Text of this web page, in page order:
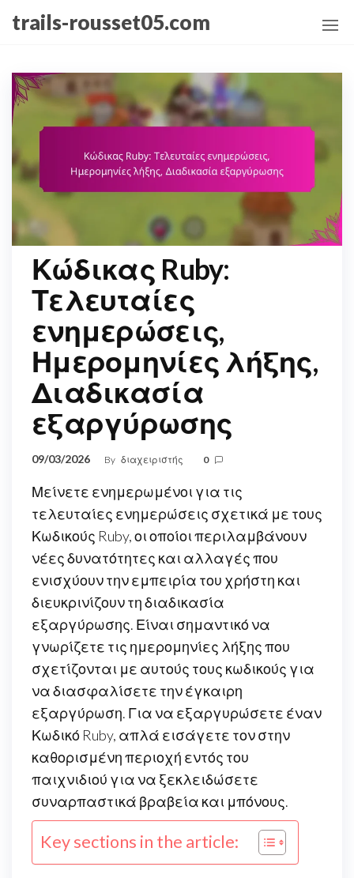
content
trails-rousset05.com
Κώδικας Ruby:
Τελευταίες
ενημερώσεις,
Ημερομηνίες λήξης,
Διαδικασία
εξαργύρωσης
09/03/2026 By διαχειριστής 0
Μείνετε ενημερωμένοι για τις
τελευταίες ενημερώσεις σχετικά με τους
Κωδικούς Ruby, οι οποίοι περιλαμβάνουν
νέες δυνατότητες και αλλαγές που
ενισχύουν την εμπειρία του χρήστη και
διευκρινίζουν τη διαδικασία
εξαργύρωσης. Είναι σημαντικό να
γνωρίζετε τις ημερομηνίες λήξης που
σχετίζονται με αυτούς τους κωδικούς για
να διασφαλίσετε την έγκαιρη
εξαργύρωση. Για να εξαργυρώσετε έναν
Κωδικό Ruby, απλά εισάγετε τον στην
καθορισμένη περιοχή εντός του
παιχνιδιού για να ξεκλειδώσετε
συναρπαστικά βραβεία και μπόνους.
Key sections in the article: